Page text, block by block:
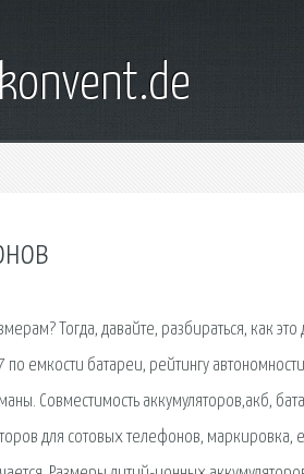
Тогда, давайте, разбираться, как
емкости батареи, рейтингу
Совместимость аккумуляторов,акб,
для сотовых телефонов, маркировка,